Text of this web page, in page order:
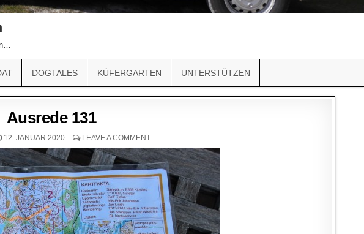
DOGTALES KÜFERGARTEN UNTERSTÜTZEN
Ausrede 131
12. JANUAR 2020 LEAVE A COMMENT